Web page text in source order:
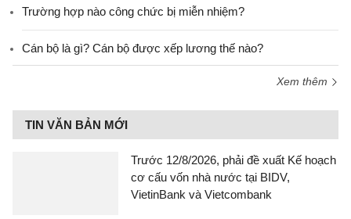
Trường hợp nào công chức bị miễn nhiệm?
Cán bộ là gì? Cán bộ được xếp lương thế nào?
Xem thêm
TIN VĂN BẢN MỚI
Trước 12/8/2026, phải đề xuất Kế hoạch
cơ cấu vốn nhà nước tại BIDV,
VietinBank và Vietcombank